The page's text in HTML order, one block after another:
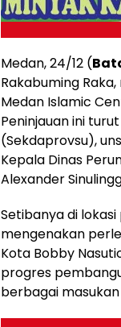
Medan, 24/12 (
Rakabuming
Medan Islamic
Peninjauan ini
(Sekdaprovsu),
Kepala Dinas
Alexander
Setibanya di
mengenakan
Kota Bobby
progres
berbagai